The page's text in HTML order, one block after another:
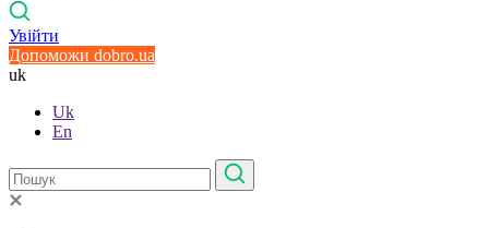
Увійти
Допоможи dobro.ua
uk
Uk
En